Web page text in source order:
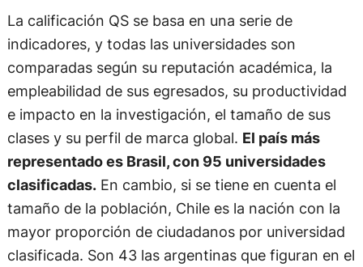
La calificación QS se basa en una serie de
indicadores, y todas las universidades son
comparadas según su reputación académica, la
empleabilidad de sus egresados, su productividad
e impacto en la investigación, el tamaño de sus
clases y su perfil de marca global. El país más
representado es Brasil, con 95 universidades
clasificadas.En cambio, si se tiene en cuenta el
tamaño de la población, Chile es la nación con la
mayor proporción de ciudadanos por universidad
clasificada. Son 43 las argentinas que figuran en el